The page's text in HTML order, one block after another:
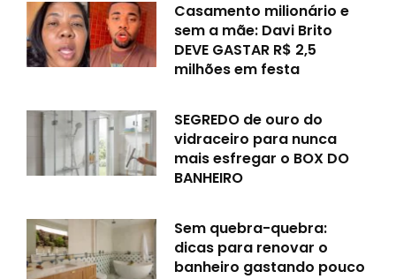
Casamento milionário e
sem a mãe: Davi Brito
DEVE GASTAR R$ 2,5
milhões em festa
SEGREDO de ouro do
vidraceiro para nunca
mais esfregar o BOX DO
BANHEIRO
Sem quebra-quebra:
dicas para renovar o
banheiro gastando pouco